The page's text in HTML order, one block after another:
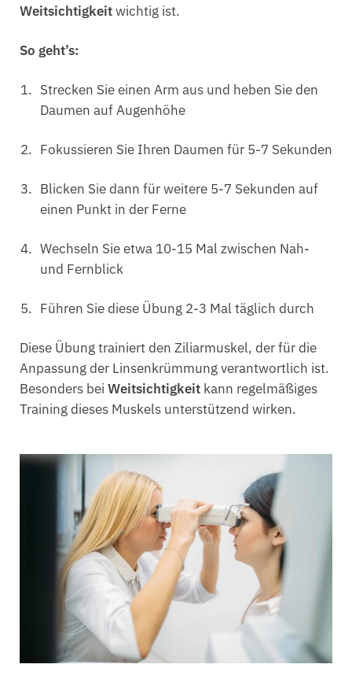
Weitsichtigkeitwichtig ist.
So geht’s:
Strecken Sie einen Arm aus und heben Sie den
Daumen auf Augenhöhe
Fokussieren Sie Ihren Daumen für 5-7 Sekunden
Blicken Sie dann für weitere 5-7 Sekunden auf
einen Punkt in der Ferne
Wechseln Sie etwa 10-15 Mal zwischen Nah-
und Fernblick
Führen Sie diese Übung 2-3 Mal täglich durch
Diese Übung trainiert den Ziliarmuskel, der für die
Anpassung der Linsenkrümmung verantwortlich ist.
Besonders bei Weitsichtigkeit kann regelmäßiges
Training dieses Muskels unterstützend wirken.